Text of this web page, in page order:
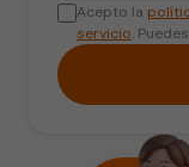
Acepto la
servicio.